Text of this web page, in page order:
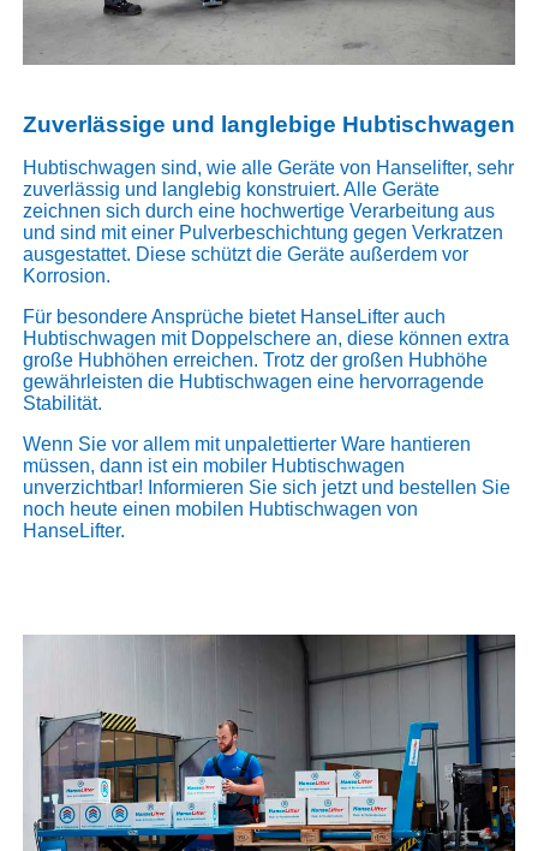
Zuverlässige und langlebige Hubtischwagen
Hubtischwagen sind, wie alle Geräte von Hanselifter, sehr
zuverlässig und langlebig konstruiert. Alle Geräte
zeichnen sich durch eine hochwertige Verarbeitung aus
und sind mit einer Pulverbeschichtung gegen Verkratzen
ausgestattet. Diese schützt die Geräte außerdem vor
Korrosion.
Für besondere Ansprüche bietet HanseLifter auch
Hubtischwagen mit Doppelschere an, diese können extra
große Hubhöhen erreichen. Trotz der großen Hubhöhe
gewährleisten die Hubtischwagen eine hervorragende
Stabilität.
Wenn Sie vor allem mit unpalettierter Ware hantieren
müssen, dann ist ein mobiler Hubtischwagen
unverzichtbar! Informieren Sie sich jetzt und bestellen Sie
noch heute einen mobilen Hubtischwagen von
HanseLifter.